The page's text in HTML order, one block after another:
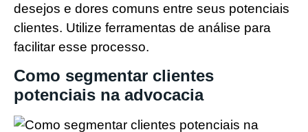
desejos e dores comuns entre seus potenciais
clientes. Utilize ferramentas de análise para
facilitar esse processo.
Como segmentar clientes
potenciais na advocacia